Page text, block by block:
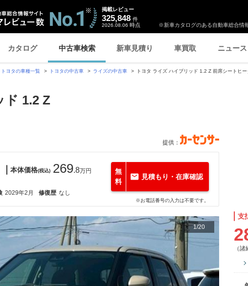
※新車カタログのある自動車総合情
掲載レビュー
325,848 件
2026.08.06 時点
カタログ 中古車検索 新車見積り 車買取 ニュース
トヨタの車種一覧 トヨタの中古車 ライズの中古車 トヨタ ライズ ハイブリッド 1.2 Z 前席シートヒ
ド 1.2 Z
提供：
本体価格(税込) 269.8万円
2029年2月 修復歴 なし
無
料
見積もり・在庫確認
※お電話番号の入力は不要です。
1/20
支
（